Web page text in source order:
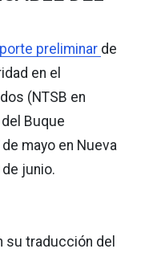
preliminar de
en el
(NTSB en
Buque
mayo en Nueva
junio.
su traducción del